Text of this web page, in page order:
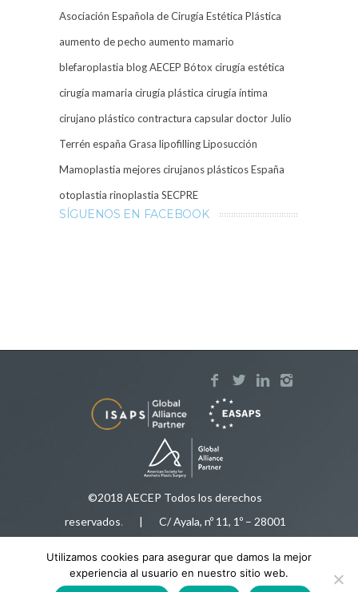
Asociación Española de Cirugía Estética Plástica
aumento de pecho aumento mamario
blefaroplastia blog AECEP Bótox cirugía estética
cirugía mamaria cirugía plástica cirugía íntima
cirujano plástico contractura capsulardoctor Julio
Terrén españa Grasa lipofillingLiposucción
Mamoplastia mejores cirujanos plásticos España
otoplastia rinoplastia SECPRE
SÍGUENOS EN FACEBOOK
©2018 AECEP Todos los derechos
reservados. | C/ Ayala, nº 11, 1º – 28001
Tfnos:91 575 50 35/ 616 92 78 34|
Utilizamos cookies para asegurar que damos la mejor
experiencia al usuario en nuestro sitio web.